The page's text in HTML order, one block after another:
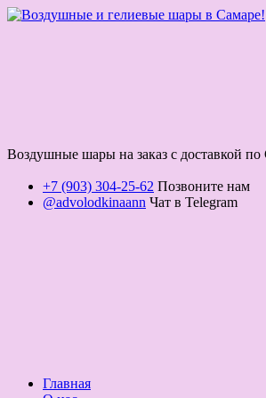
Воздушные шары на заказ с доставкой по
+7 (903) 304-25-62 Позвоните нам
@advolodkinaann Чат в Telegram
Главная